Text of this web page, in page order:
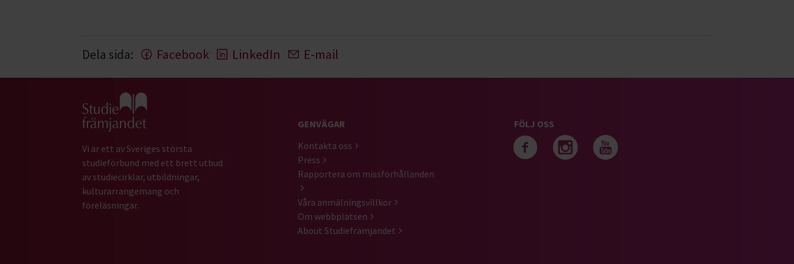
Dela sida: Facebook LinkedIn E-mail
Gå till studiefrämjandets startsida
Vi är ett av Sveriges största
studieförbund med ett brett utbud
av studiecirklar, utbildningar,
kulturarrangemang och
föreläsningar.
GENVÄGAR
Kontakta oss
Press
Rapportera om missförhållanden
Våra anmälningsvillkor
Om webbplatsen
About Studiefrämjandet
FÖLJ OSS
Följ oss på facebook
Följ oss på instagram
Följ oss på youtube